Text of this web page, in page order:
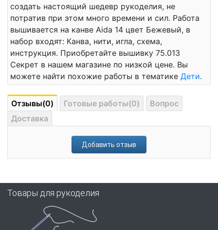
создать настоящий шедевр рукоделия, не
потратив при этом много времени и сил. Работа
вышивается на канве Aida 14 цвет Бежевый, в
набор входят: Канва, нити, игла, схема,
инструкция. Приобретайте вышивку 75.013
Секрет в нашем магазине по низкой цене. Вы
можете найти похожие работы в тематике Дети.
Отзывы(0) Готовые работы(0)
Вопрос
Доставка
Добавить отзыв
Товары для рукоделия